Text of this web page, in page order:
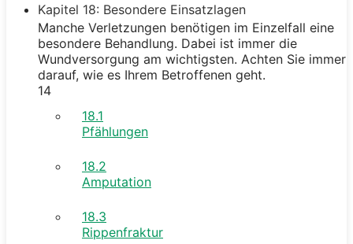
Kapitel 18: Besondere Einsatzlagen
Manche Verletzungen benötigen im Einzelfall eine
besondere Behandlung. Dabei ist immer die
Wundversorgung am wichtigsten. Achten Sie immer
darauf, wie es Ihrem Betroffenen geht.
14
18.1
Pfählungen
18.2
Amputation
18.3
Rippenfraktur